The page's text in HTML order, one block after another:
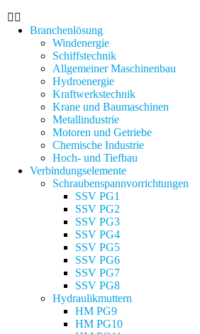
Branchenlösung
Windenergie
Schiffstechnik
Allgemeiner Maschinenbau
Hydroenergie
Kraftwerkstechnik
Krane und Baumaschinen
Metallindustrie
Motoren und Getriebe
Chemische Industrie
Hoch- und Tiefbau
Verbindungselemente
Schraubenspannvorrichtungen
SSV PG1
SSV PG2
SSV PG3
SSV PG4
SSV PG5
SSV PG6
SSV PG7
SSV PG8
Hydraulikmuttern
HM PG9
HM PG10